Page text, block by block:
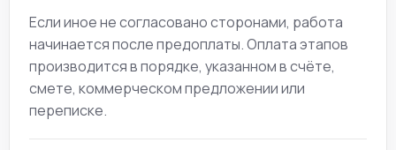
Если иное не согласовано сторонами, работа
начинается после предоплаты. Оплата этапов
производится в порядке, указанном в счёте,
смете, коммерческом предложении или
переписке.